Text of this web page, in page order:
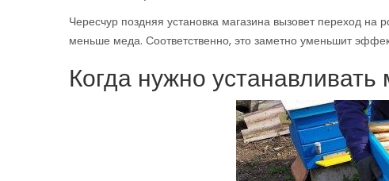
Чересчур поздняя установка магазина вызовет переход на
меньше меда. Соответственно, это заметно уменьшит
Когда нужно устанавливать